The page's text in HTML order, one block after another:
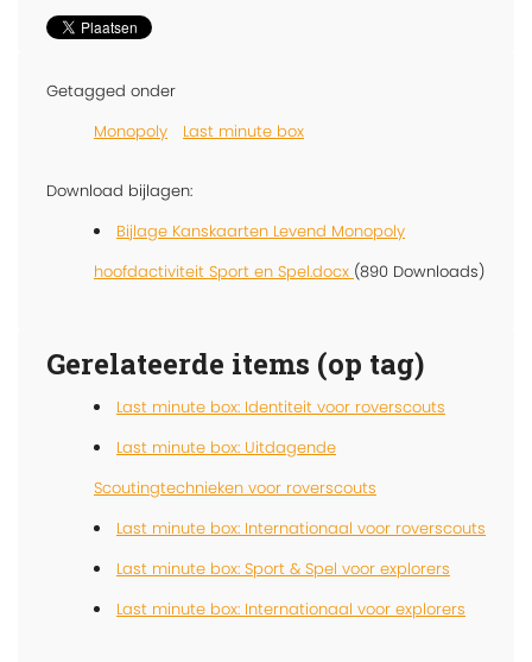
Getagged onder
Monopoly
Last minute box
Download bijlagen:
Bijlage Kanskaarten Levend Monopoly
hoofdactiviteit Sport en Spel.docx (890 Downloads)
Gerelateerde items (op tag)
Last minute box: Identiteit voor roverscouts
Last minute box: Uitdagende
Scoutingtechnieken voor roverscouts
Last minute box: Internationaal voor roverscouts
Last minute box: Sport & Spel voor explorers
Last minute box: Internationaal voor explorers